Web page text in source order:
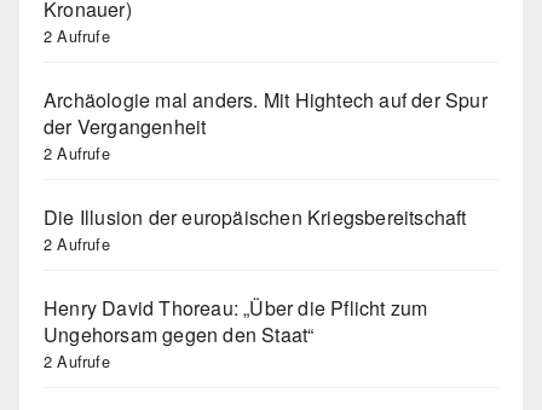
Kronauer)
2 Aufrufe
Archäologie mal anders. Mit Hightech auf der Spur
der Vergangenheit
2 Aufrufe
Die Illusion der europäischen Kriegsbereitschaft
2 Aufrufe
Henry David Thoreau: „Über die Pflicht zum
Ungehorsam gegen den Staat“
2 Aufrufe